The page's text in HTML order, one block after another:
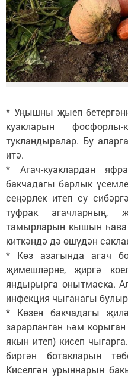
* Уңышны җыеп
куакларын
тукландыралар. Бу
итә.
* Агач-куаклардан
бакчадагы барлык
сеңәрлек итеп су
туфрак агачларның,
тамырларын кышын һава
киткәндә дә өшүдән
* Көз азагында агач
җимешләрне, җиргә
яндырырга онытмаска.
инфекция чыганагы
* Көзен бакчадагы
зарарланган һәм
якын итеп) кисеп
биргән ботакларын
Киселгән урыннарын